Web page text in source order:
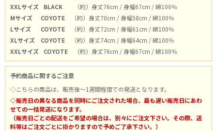
XXLサイズ
BLACK
（約）身丈76cm / 身幅67cm / 綿100％
Mサイズ
COYOTE
（約）身丈70cm / 身幅58cm / 綿100％
Lサイズ
COYOTE
（約）身丈72cm / 身幅61cm / 綿100％
XLサイズ
COYOTE
（約）身丈74cm / 身幅64cm / 綿100％
XXLサイズ
COYOTE （約）身丈76cm / 身幅67cm / 綿100％
予約商品に関するご注意
◇こちらの商品は、販売後～1週間程度での発送となります。
◇販売日の異なる商品を同時にご注文された場合、最も遅い販売日にあわ
せての一括発送になります。
（販売日ごとの配送をご希望の場合は、別々にご注文下さい。その際、送
料等はご注文ごとに掛かりますので予めご了承下さい。）